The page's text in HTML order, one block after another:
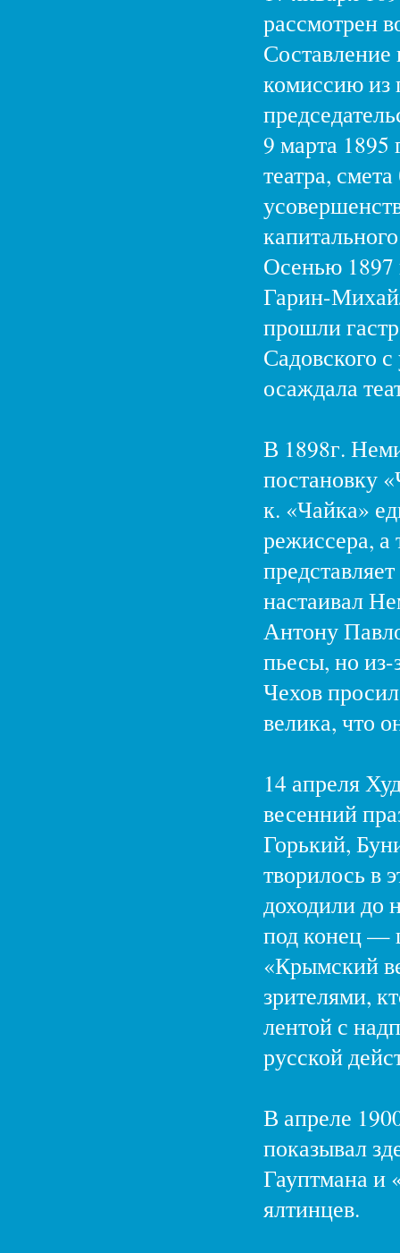
рассмотрен
Составление
комиссию из
9 марта 1895
театра,
Осенью 1897
Гарин-
прошли
Садовского
осаждала
В 1898г.
постановку
к. «Чайка»
режиссера,
настаивал
Антону
пьесы, но из-
Чехов
велика, что
14 апреля
весенний
Горький,
творилось в
доходили до
под конец —
«Крымский
зрителями,
лентой с
русской
В апреле
показывал
Гауптмана и
ялтинцев.